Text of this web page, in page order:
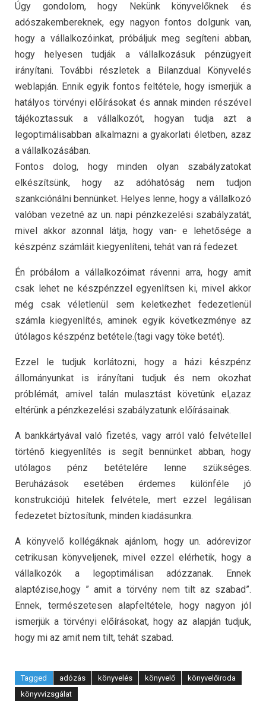
Úgy gondolom, hogy Nekünk könyvelőknek és
adószakembereknek, egy nagyon fontos dolgunk van,
hogy a vállalkozóinkat, próbáljuk meg segíteni abban,
hogy helyesen tudják a vállalkozásuk pénzügyeit
irányítani. További részletek a Bilanzdual Könyvelés
weblapján. Ennik egyik fontos feltétele, hogy ismerjük a
hatályos törvényi előírásokat és annak minden részével
tájékoztassuk a vállalkozót, hogyan tudja azt a
legoptimálisabban alkalmazni a gyakorlati életben, azaz
a vállalkozásában.
Fontos dolog, hogy minden olyan szabályzatokat
elkészítsünk, hogy az adóhatóság nem tudjon
szankciónálni bennünket. Helyes lenne, hogy a vállalkozó
valóban vezetné az un. napi pénzkezelési szabályzatát,
mivel akkor azonnal látja, hogy van- e lehetősége a
készpénz számláit kiegyenlíteni, tehát van rá fedezet.
Én próbálom a vállalkozóimat rávenni arra, hogy amit
csak lehet ne készpénzzel egyenlítsen ki, mivel akkor
még csak véletlenül sem keletkezhet fedezetlenül
számla kiegyenlítés, aminek egyik következménye az
útólagos készpénz betétele.(tagi vagy töke betét).
Ezzel le tudjuk korlátozni, hogy a házi készpénz
állományunkat is irányítani tudjuk és nem okozhat
próblémát, amivel talán mulasztást követünk el,azaz
eltérünk a pénzkezelési szabályzatunk előírásainak.
A bankkártyával való fizetés, vagy arról való felvétellel
történő kiegyenlítés is segít bennünket abban, hogy
utólagos pénz betételére lenne szükséges.
Beruházások esetében érdemes különféle jó
konstrukciójú hitelek felvétele, mert ezzel legálisan
fedezetet bíztosítunk, minden kiadásunkra.
A könyvelő kollégáknak ajánlom, hogy un. adórevizor
cetrikusan könyveljenek, mivel ezzel elérhetik, hogy a
vállalkozók a legoptimálisan adózzanak. Ennek
alaptézise,hogy ” amit a törvény nem tilt az szabad”.
Ennek, természetesen alapfeltétele, hogy nagyon jól
ismerjük a törvényi előírásokat, hogy az alapján tudjuk,
hogy mi az amit nem tilt, tehát szabad.
Tagged adózás könyvelés könyvelő
könyvelőiroda
könyvvizsgálat